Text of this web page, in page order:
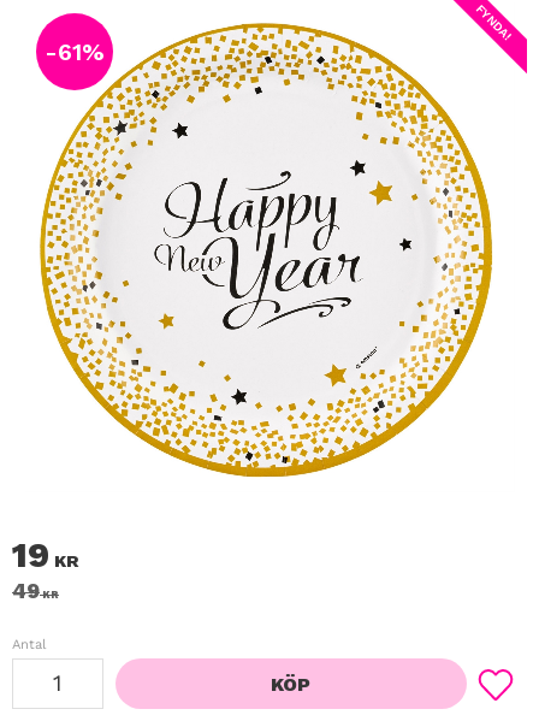
61%
FYNDA!
Nedsatt pris:
19 KR
Ordinarie pris:
49KR
Antal
KÖP
Lägg